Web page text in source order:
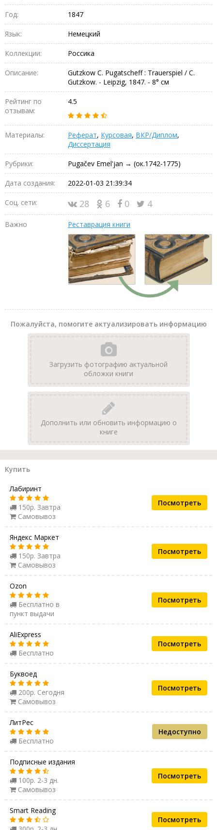
Год: 1847
Язык: Немецкий
Коллекции: Россика
Описание:
Gutzkow C. Pugatscheff : Trauerspiel / C.
Gutzkow. - Leipzig, 1847. - 8° см
Рейтинг по
отзывам:
4.5
Материалы: Реферат, Курсовая, ВКР/Диплом,
Диссертация
Рубрики: Pugačev Emel'jan → (ок.1742-1775)
Дата создания: 2022-01-03 21:39:34
Соц. сети: 28 6 0 4
Важно Реставрация книги
Пожалуйста, помогите актуализировать информацию
Загрузить фотографию актуальной
обложки книги
Дополнить или обновить информацию о
книге
Купить
Лабиринт
150р. Завтра
Самовывоз
Посмотреть
Яндекс Маркет
150р. Завтра
Самовывоз
Посмотреть
Ozon
Бесплатно в
пункт выдачи
Посмотреть
AliExpress
Бесплатно
Посмотреть
Буквоед
200р. Сегодня
Самовывоз
Посмотреть
ЛитРес
Бесплатно
Недоступно
Подписные издания
100р. 2-3 дн.
Самовывоз
Посмотреть
Smart Reading
Посмотреть